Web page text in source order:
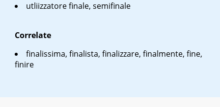
utliizzatore finale, semifinale
Correlate
finalissima, finalista, finalizzare, finalmente, fine,
finire